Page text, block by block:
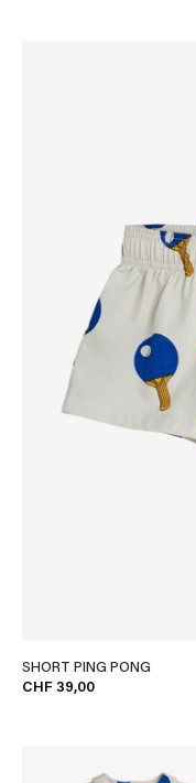
SHORT PING PONG
CHF 39,00